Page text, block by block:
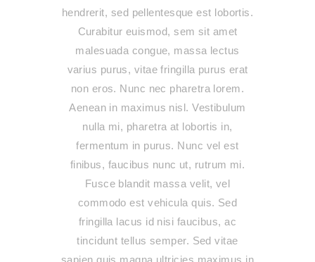
hendrerit, sed pellentesque est lobortis.
Curabitur euismod, sem sit amet
malesuada congue, massa lectus
varius purus, vitae fringilla purus erat
non eros. Nunc nec pharetra lorem.
Aenean in maximus nisl. Vestibulum
nulla mi, pharetra at lobortis in,
fermentum in purus. Nunc vel est
finibus, faucibus nunc ut, rutrum mi.
Fusce blandit massa velit, vel
commodo est vehicula quis. Sed
fringilla lacus id nisi faucibus, ac
tincidunt tellus semper. Sed vitae
sapien quis magna ultricies maximus in